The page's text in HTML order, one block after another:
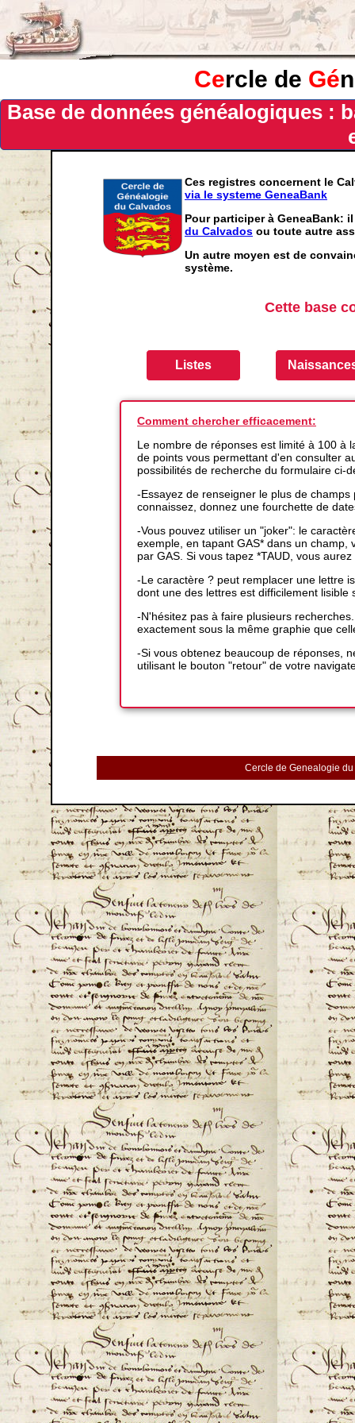
Cercle de Gé
Base de données généalogiques :
Ces registres concernent le
via le systeme GeneaBank
Pour participer à GeneaBank:
du Calvados ou toute autre
Un autre moyen est de
système.
Cette base
Comment chercher efficacement:
Le nombre de réponses est limité à 100 à
de points vous permettant d'en consulter
possibilités de recherche du formulaire ci-
-Essayez de renseigner le plus de
connaissez, donnez une fourchette de
-Vous pouvez utiliser un "joker": le
exemple, en tapant GAS* dans un
par GAS. Si vous tapez *TAUD, vous
-Le caractère ? peut remplacer une lettre
dont une des lettres est difficilement lisible
-N'hésitez pas à faire plusieurs
exactement sous la même graphie que
-Si vous obtenez beaucoup de réponses,
utilisant le bouton "retour" de votre
Cercle de Genealogie